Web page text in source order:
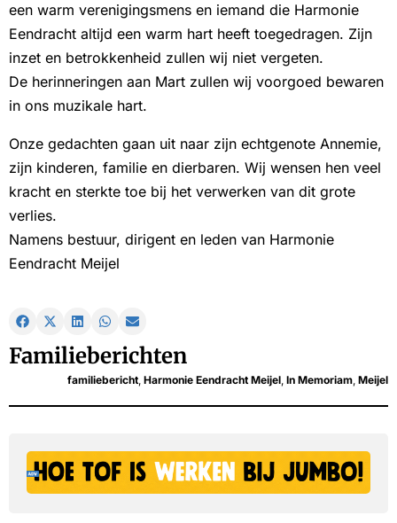
een warm verenigingsmens en iemand die Harmonie
Eendracht altijd een warm hart heeft toegedragen. Zijn
inzet en betrokkenheid zullen wij niet vergeten.
De herinneringen aan Mart zullen wij voorgoed bewaren
in ons muzikale hart.
Onze gedachten gaan uit naar zijn echtgenote Annemie,
zijn kinderen, familie en dierbaren. Wij wensen hen veel
kracht en sterkte toe bij het verwerken van dit grote
verlies.
Namens bestuur, dirigent en leden van Harmonie
Eendracht Meijel
Familieberichten
familiebericht, Harmonie Eendracht Meijel, In Memoriam, Meijel